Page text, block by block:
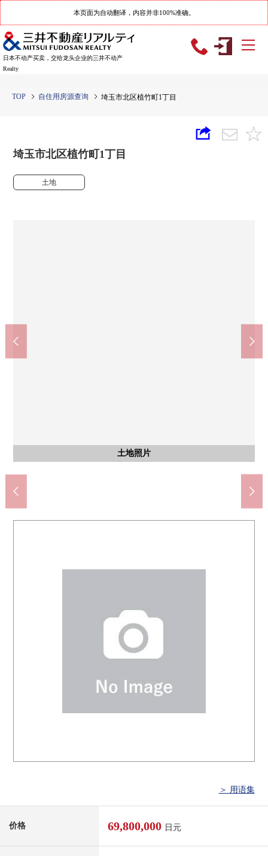
本页面为自动翻译，内容并非100%准确。
日本不动产买卖，交给龙头企业的三井不动产
Realty
TOP 自住用房源查询 埼玉市北区植竹町1丁目
埼玉市北区植竹町1丁目
土地
土地照片
土地照片
含有前面道路的外观
含有前面道路的外观
土地照片
土地照片
Yaoko大宫盆栽町商店(约260m)
杉药房大宫植竹店(约450m)
埼玉市立植竹小学(约280m)
埼玉市立大宫北中学(约1370m)
Stella市镇(约710m)
埼玉市北区政府机关(约710m)
JCHO埼玉北部医疗中心(约870m)
＞ 用语集
价格 69,800,000 日元